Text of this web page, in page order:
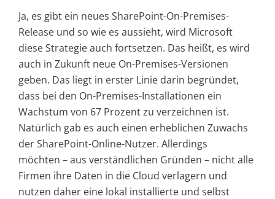
Ja, es gibt ein neues SharePoint-On-Premises-
Release und so wie es aussieht, wird Microsoft
diese Strategie auch fortsetzen. Das heißt, es wird
auch in Zukunft neue On-Premises-Versionen
geben. Das liegt in erster Linie darin begründet,
dass bei den On-Premises-Installationen ein
Wachstum von 67 Prozent zu verzeichnen ist.
Natürlich gab es auch einen erheblichen Zuwachs
der SharePoint-Online-Nutzer. Allerdings
möchten – aus verständlichen Gründen – nicht alle
Firmen ihre Daten in die Cloud verlagern und
nutzen daher eine lokal installierte und selbst